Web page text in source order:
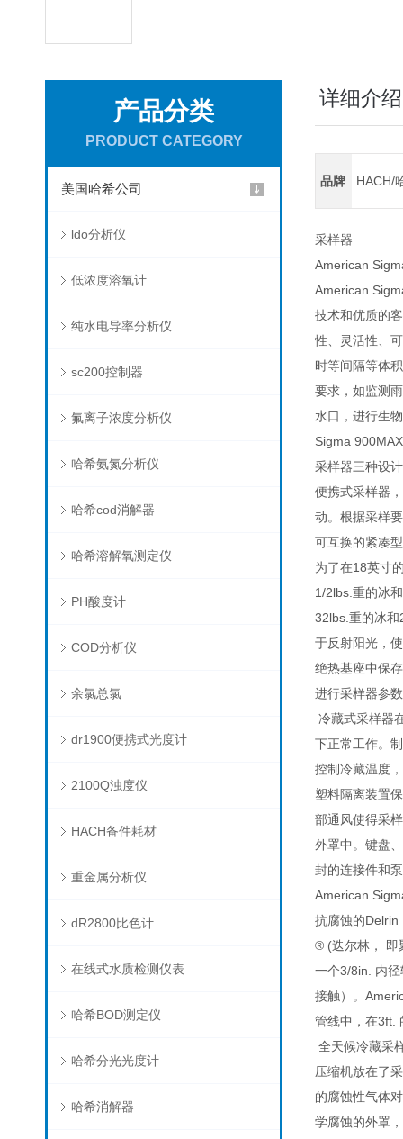
产品分类
PRODUCT CATEGORY
美国哈希公司
ldo分析仪
低浓度溶氧计
纯水电导率分析仪
sc200控制器
氟离子浓度分析仪
哈希氨氮分析仪
哈希cod消解器
哈希溶解氧测定仪
PH酸度计
COD分析仪
余氯总氯
dr1900便携式光度计
2100Q浊度仪
HACH备件耗材
重金属分析仪
dR2800比色计
在线式水质检测仪表
哈希BOD测定仪
哈希分光光度计
哈希消解器
详细介绍
品牌 HACH/
采样器
American
American
技术和优质的
性、灵活性、
时等间隔等体
要求，如监测
水口，进行生
Sigma
采样器三种设
便携式采样器
动。根据采样
可互换的紧凑
为了在18英寸
1/2lbs.重的冰
32lbs.重的冰
于反射阳光，
绝热基座中保
进行采样器参
冷藏式采样器
下正常工作。
控制冷藏温度
塑料隔离装置
部通风使得采
外罩中。键盘
封的连接件和
American
抗腐蚀的Delrin
® (迭尔林， 即
一个3/8in. 内
接触）。
管线中，在3ft.
全天候冷藏采
压缩机放在了
的腐蚀性气体
学腐蚀的外罩